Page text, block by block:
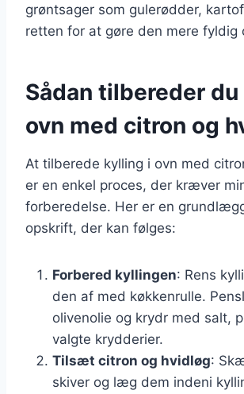
grøntsager som gulerødder,
retten for at gøre den mere
Sådan tilbereder
ovn med citron og
At tilberede kylling i ovn med
er en enkel proces, der kræver
forberedelse. Her er en
opskrift, der kan følges:
Forbered kyllingen: Rens
den af med køkkenrulle.
olivenolie og krydr med salt,
valgte krydderier.
Tilsæt citron og hvidløg:
skiver og læg dem indeni